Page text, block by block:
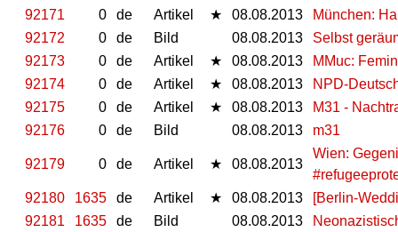
92171
0 de Artikel ★ 08.08.2013
München:
92172
0 de Bild 08.08.2013
Selbst
92173
0 de Artikel ★ 08.08.2013
MMuc:
92174
0 de Artikel ★ 08.08.2013
NPD-
92175
0 de Artikel ★ 08.08.2013
M31 -
92176
0 de Bild 08.08.2013 m31
92179 0 de Artikel ★ 08.08.2013
Wien:
92180
1635 de Artikel ★ 08.08.2013
[Berlin-
92181
1635 de Bild 08.08.2013